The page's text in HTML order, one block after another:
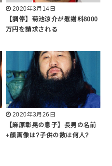
2020年3月14日
【調停】菊池涼介が慰謝料8000
万円を請求される
2020年3月26日
【麻原彰晃の息子】長男の名前
+顔画像は?子供の数は何人?